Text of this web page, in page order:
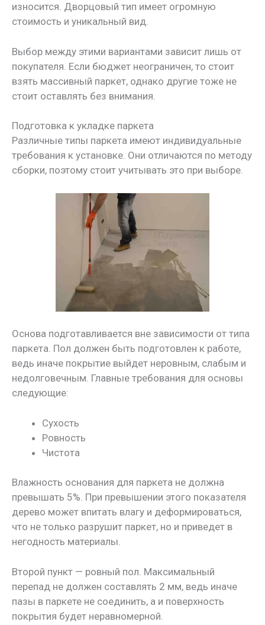
износится. Дворцовый тип имеет огромную
стоимость и уникальный вид.
Выбор между этими вариантами зависит лишь от
покупателя. Если бюджет неограничен, то стоит
взять массивный паркет, однако другие тоже не
стоит оставлять без внимания.
Подготовка к укладке паркета
Различные типы паркета имеют индивидуальные
требования к установке. Они отличаются по методу
сборки, поэтому стоит учитывать это при выборе.
Основа подготавливается вне зависимости от типа
паркета. Пол должен быть подготовлен к работе,
ведь иначе покрытие выйдет неровным, слабым и
недолговечным. Главные требования для основы
следующие:
Сухость
Ровность
Чистота
Влажность основания для паркета не должна
превышать 5%. При превышении этого показателя
дерево может впитать влагу и деформироваться,
что не только разрушит паркет, но и приведет в
негодность материалы.
Второй пункт — ровный пол. Максимальный
перепад не должен составлять 2 мм, ведь иначе
пазы в паркете не соединить, а и поверхность
покрытия будет неравномерной.